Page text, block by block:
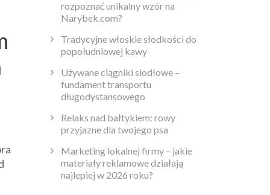
rozpoznać unikalny wzór na
Narybek.com?
Tradycyjne włoskie słodkości do
popołudniowej kawy
Używane ciągniki siodłowe –
fundament transportu
długodystansowego
Relaks nad bałtykiem: rowy
przyjazne dla twojego psa
Marketing lokalnej firmy – jakie
materiały reklamowe działają
najlepiej w 2026 roku?